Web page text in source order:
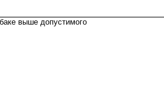
выше допустимого